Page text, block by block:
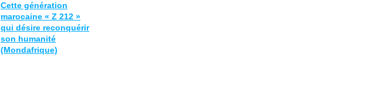
Cette génération
marocaine « Z 212 »
qui désire reconquérir
son humanité
(Mondafrique)